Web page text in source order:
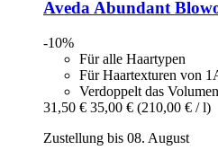
AvedaAbundant
-10%
Für alle Haartypen
Für Haartexturen von
Verdoppelt das Volumen
31,50 € 35,00 € (210,00 € / l)
Zustellung bis 08. August